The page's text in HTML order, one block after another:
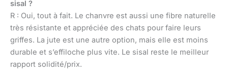
sisal ?
R : Oui, tout à fait. Le chanvre est aussi une fibre naturelle
très résistante et appréciée des chats pour faire leurs
griffes. La jute est une autre option, mais elle est moins
durable et s’effiloche plus vite. Le sisal reste le meilleur
rapport solidité/prix.